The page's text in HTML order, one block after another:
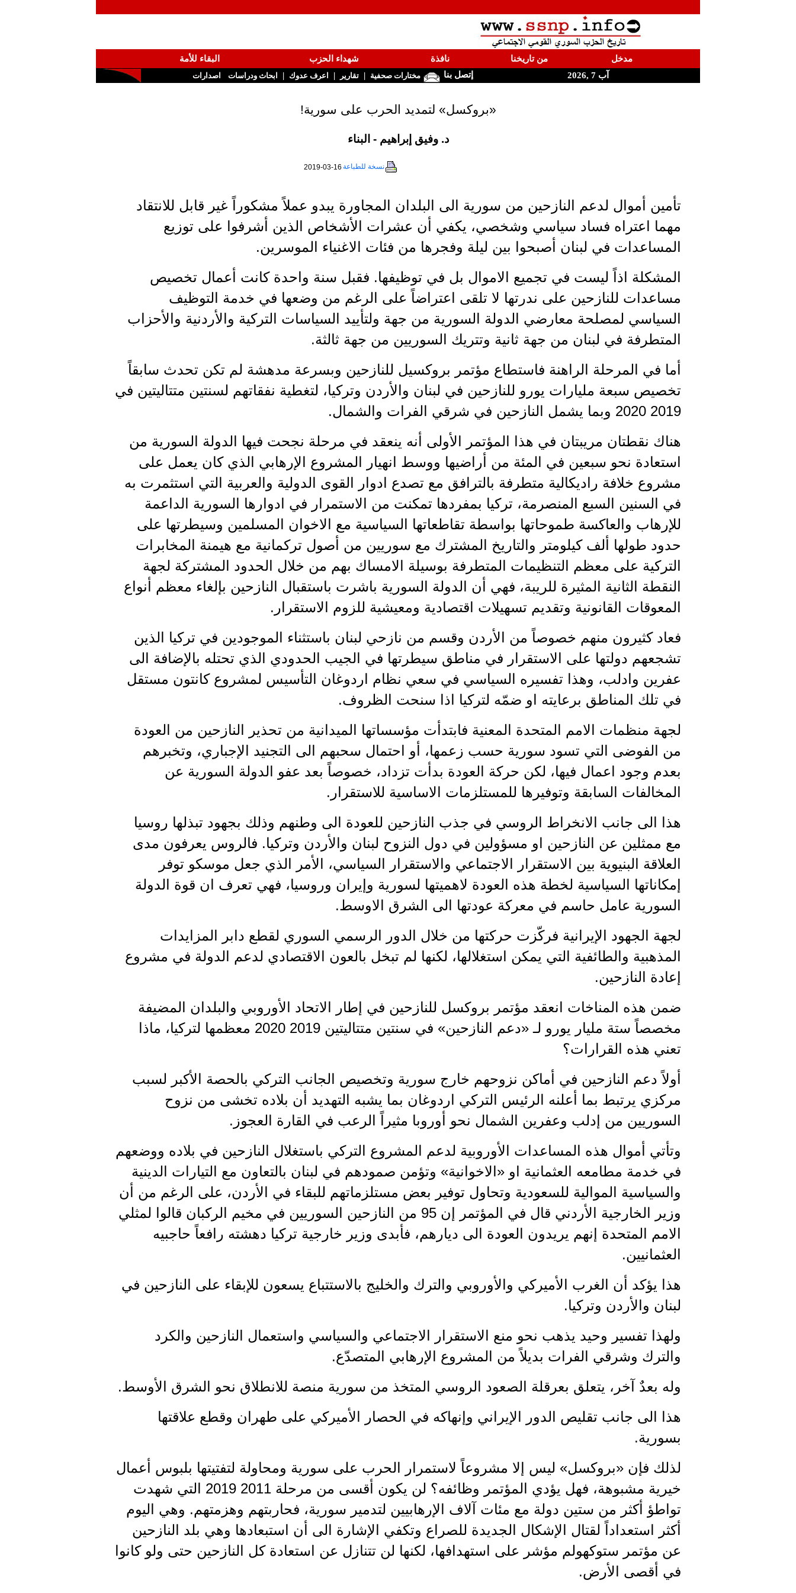
مدخل من تاريخنا نافذة شهداء الحزب
البقاء للأمة
آب 7 ,2026
إتصل بنا مختارات صحفية | تقارير | اعرف عدوك | ابحاث ودراسات اصدارات
«بروكسل» لتمديد الحرب على سورية!
د. وفيق إبراهيم - البناء
نسخة للطباعة 2019-03-16
تأمين أموال لدعم النازحين من سورية الى البلدان المجاورة يبدو عملاً مشكوراً غير قابل للانتقاد
مهما اعتراه فساد سياسي وشخصي، يكفي أن عشرات الأشخاص الذين أشرفوا على توزيع
المساعدات في لبنان أصبحوا بين ليلة وفجرها من فئات الاغنياء الموسرين.
المشكلة اذاً ليست في تجميع الاموال بل في توظيفها. فقبل سنة واحدة كانت أعمال تخصيص
مساعدات للنازحين على ندرتها لا تلقى اعتراضاً على الرغم من وضعها في خدمة التوظيف
السياسي لمصلحة معارضي الدولة السورية من جهة ولتأييد السياسات التركية والأردنية والأحزاب
المتطرفة في لبنان من جهة ثانية وتتريك السوريين من جهة ثالثة.
أما في المرحلة الراهنة فاستطاع مؤتمر بروكسيل للنازحين وبسرعة مدهشة لم تكن تحدث سابقاً
تخصيص سبعة مليارات يورو للنازحين في لبنان والأردن وتركيا، لتغطية نفقاتهم لسنتين متتاليتين في
2019 2020 وبما يشمل النازحين في شرقي الفرات والشمال.
هناك نقطتان مريبتان في هذا المؤتمر الأولى أنه ينعقد في مرحلة نجحت فيها الدولة السورية من
استعادة نحو سبعين في المئة من أراضيها ووسط انهيار المشروع الإرهابي الذي كان يعمل على
مشروع خلافة راديكالية متطرفة بالترافق مع تصدع ادوار القوى الدولية والعربية التي استثمرت به
في السنين السبع المنصرمة، تركيا بمفردها تمكنت من الاستمرار في ادوارها السورية الداعمة
للإرهاب والعاكسة طموحاتها بواسطة تقاطعاتها السياسية مع الاخوان المسلمين وسيطرتها على
حدود طولها ألف كيلومتر والتاريخ المشترك مع سوريين من أصول تركمانية مع هيمنة المخابرات
التركية على معظم التنظيمات المتطرفة بوسيلة الامساك بهم من خلال الحدود المشتركة لجهة
النقطة الثانية المثيرة للريبة، فهي أن الدولة السورية باشرت باستقبال النازحين بإلغاء معظم أنواع
المعوقات القانونية وتقديم تسهيلات اقتصادية ومعيشية للزوم الاستقرار.
فعاد كثيرون منهم خصوصاً من الأردن وقسم من نازحي لبنان باستثناء الموجودين في تركيا الذين
تشجعهم دولتها على الاستقرار في مناطق سيطرتها في الجيب الحدودي الذي تحتله بالإضافة الى
عفرين وادلب، وهذا تفسيره السياسي في سعي نظام اردوغان التأسيس لمشروع كانتون مستقل
في تلك المناطق برعايته او ضمّه لتركيا اذا سنحت الظروف.
لجهة منظمات الامم المتحدة المعنية فابتدأت مؤسساتها الميدانية من تحذير النازحين من العودة
من الفوضى التي تسود سورية حسب زعمها، أو احتمال سحبهم الى التجنيد الإجباري، وتخبرهم
بعدم وجود اعمال فيها، لكن حركة العودة بدأت تزداد، خصوصاً بعد عفو الدولة السورية عن
المخالفات السابقة وتوفيرها للمستلزمات الاساسية للاستقرار.
هذا الى جانب الانخراط الروسي في جذب النازحين للعودة الى وطنهم وذلك بجهود تبذلها روسيا
مع ممثلين عن النازحين او مسؤولين في دول النزوح لبنان والأردن وتركيا. فالروس يعرفون مدى
العلاقة البنيوية بين الاستقرار الاجتماعي والاستقرار السياسي، الأمر الذي جعل موسكو توفر
إمكاناتها السياسية لخطة هذه العودة لاهميتها لسورية وإيران وروسيا، فهي تعرف ان قوة الدولة
السورية عامل حاسم في معركة عودتها الى الشرق الاوسط.
لجهة الجهود الإيرانية فركّزت حركتها من خلال الدور الرسمي السوري لقطع دابر المزايدات
المذهبية والطائفية التي يمكن استغلالها، لكنها لم تبخل بالعون الاقتصادي لدعم الدولة في مشروع
إعادة النازحين.
ضمن هذه المناخات انعقد مؤتمر بروكسل للنازحين في إطار الاتحاد الأوروبي والبلدان المضيفة
مخصصاً ستة مليار يورو لـ «دعم النازحين» في سنتين متتاليتين 2019 2020 معظمها لتركيا، ماذا
تعني هذه القرارات؟
أولاً دعم النازحين في أماكن نزوحهم خارج سورية وتخصيص الجانب التركي بالحصة الأكبر لسبب
مركزي يرتبط بما أعلنه الرئيس التركي اردوغان بما يشبه التهديد أن بلاده تخشى من نزوح
السوريين من إدلب وعفرين الشمال نحو أوروبا مثيراً الرعب في القارة العجوز.
وتأتي أموال هذه المساعدات الأوروبية لدعم المشروع التركي باستغلال النازحين في بلاده ووضعهم
في خدمة مطامعه العثمانية او «الاخوانية» وتؤمن صمودهم في لبنان بالتعاون مع التيارات الدينية
والسياسية الموالية للسعودية وتحاول توفير بعض مستلزماتهم للبقاء في الأردن، على الرغم من أن
وزير الخارجية الأردني قال في المؤتمر إن 95 من النازحين السوريين في مخيم الركبان قالوا لمثلي
الامم المتحدة إنهم يريدون العودة الى ديارهم، فأبدى وزير خارجية تركيا دهشته رافعاً حاجبيه
العثمانيين.
هذا يؤكد أن الغرب الأميركي والأوروبي والترك والخليج بالاستتباع يسعون للإبقاء على النازحين في
لبنان والأردن وتركيا.
ولهذا تفسير وحيد يذهب نحو منع الاستقرار الاجتماعي والسياسي واستعمال النازحين والكرد
والترك وشرقي الفرات بديلاً من المشروع الإرهابي المتصدّع.
وله بعدٌ آخر، يتعلق بعرقلة الصعود الروسي المتخذ من سورية منصة للانطلاق نحو الشرق الأوسط.
هذا الى جانب تقليص الدور الإيراني وإنهاكه في الحصار الأميركي على طهران وقطع علاقتها
بسورية.
لذلك فإن «بروكسل» ليس إلا مشروعاً لاستمرار الحرب على سورية ومحاولة لتفتيتها بلبوس أعمال
خيرية مشبوهة، فهل يؤدي المؤتمر وظائفه؟ لن يكون أقسى من مرحلة 2011 2019 التي شهدت
تواطؤ أكثر من ستين دولة مع مئات آلاف الإرهابيين لتدمير سورية، فحاربتهم وهزمتهم. وهي اليوم
أكثر استعداداً لقتال الإشكال الجديدة للصراع وتكفي الإشارة الى أن استبعادها وهي بلد النازحين
عن مؤتمر ستوكهولم مؤشر على استهدافها، لكنها لن تتنازل عن استعادة كل النازحين حتى ولو كانوا
في أقصى الأرض.